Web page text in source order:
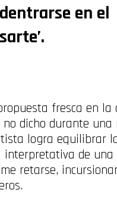
en el
fresca en la
dicho durante una
logra equilibrar
interpretativa de una
retarse,